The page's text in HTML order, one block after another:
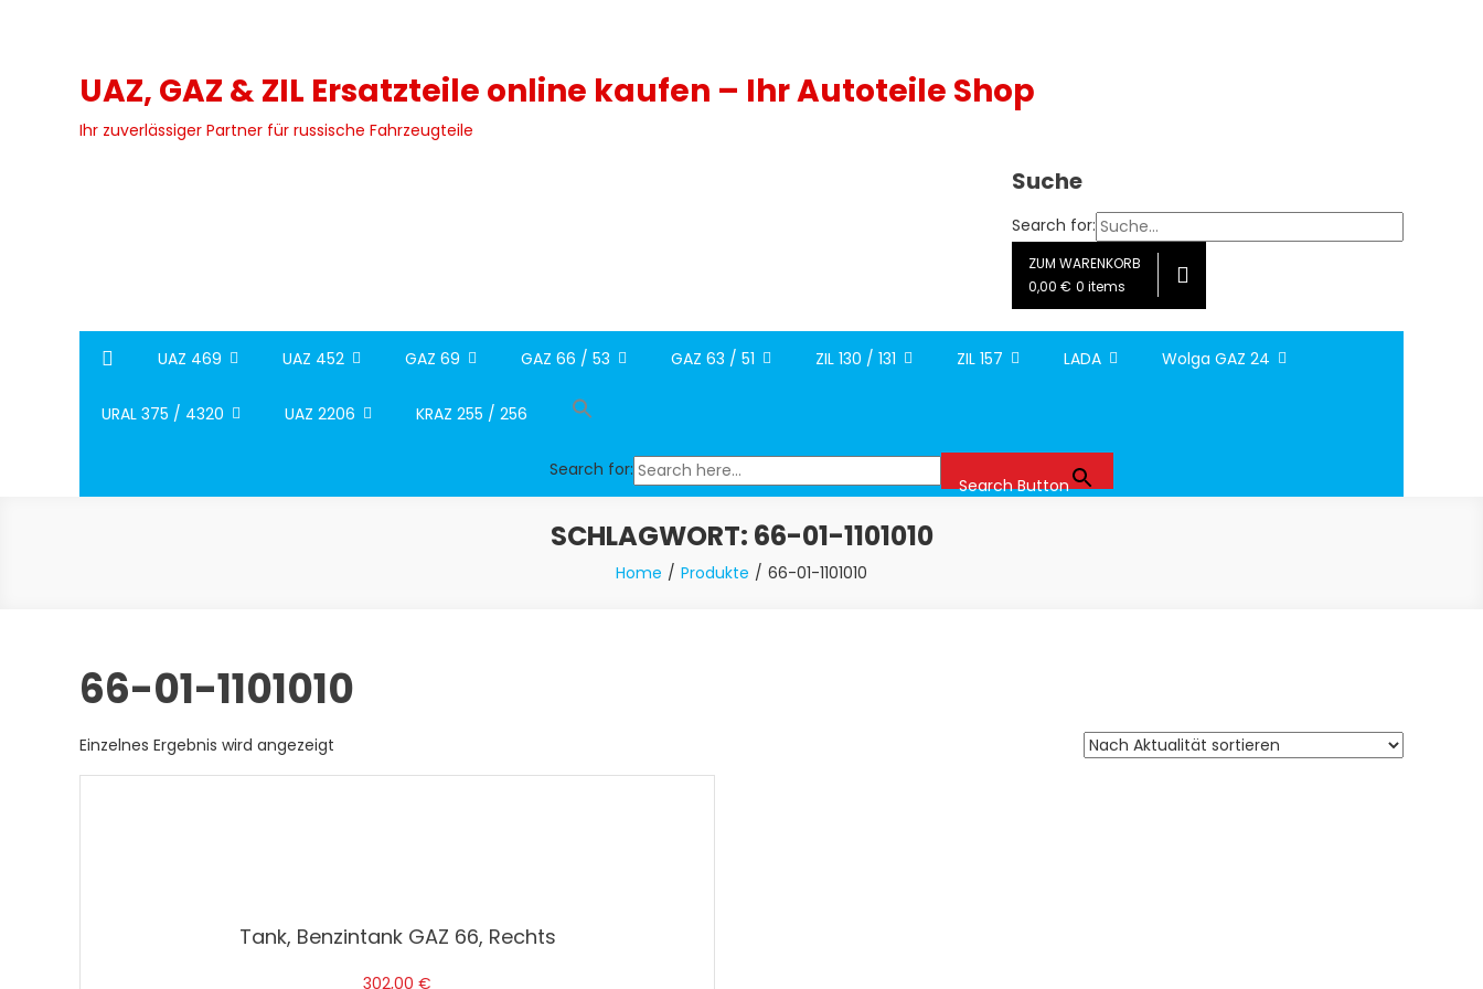
UAZ, GAZ & ZIL Ersatzteile online kaufen – Ihr Autoteile Shop
Ihr zuverlässiger Partner für russische Fahrzeugteile
Suche
Search for:
ZUM WARENKORB
0,00 € 0 items
UAZ 469 UAZ 452 GAZ 69 GAZ 66 / 53 GAZ 63 / 51 ZIL 130 / 131 ZIL 157 LADA Wolga GAZ 24
URAL 375 / 4320 UAZ 2206 KRAZ 255 / 256
Search for:
Search Button
SCHLAGWORT: 66-01-1101010
Home Produkte 66-01-1101010
66-01-1101010
Einzelnes Ergebnis wird angezeigt
Tank, Benzintank GAZ 66, Rechts
302,00 €